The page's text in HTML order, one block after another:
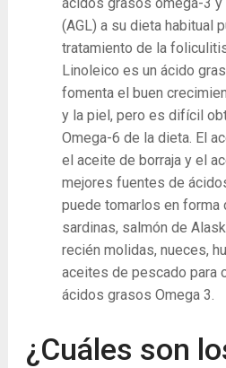
(AGL) a su dieta habitual
tratamiento de la
Linoleico es un ácido
fomenta el buen
y la piel, pero es difícil
Omega-6 de la dieta. El
el aceite de borraja y el
mejores fuentes de
puede tomarlos en forma
sardinas, salmón de
recién molidas, nueces,
aceites de pescado para
ácidos grasos Omega 3.
¿Cuáles son